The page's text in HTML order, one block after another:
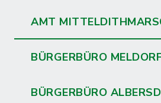
AMT
BÜRGERBÜRO
BÜRGERBÜRO